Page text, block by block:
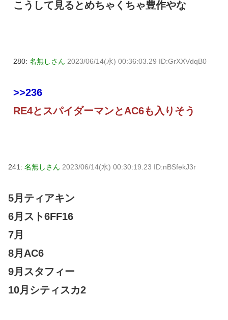
こうして見るとめちゃくちゃ豊作やな
280: 名無しさん 2023/06/14(水) 00:36:03.29 ID:GrXXVdqB0
>>236
RE4とスパイダーマンとAC6も入りそう
241: 名無しさん 2023/06/14(水) 00:30:19.23 ID:nBSfekJ3r
5月ティアキン
6月スト6FF16
7月
8月AC6
9月スタフィー
10月シティスカ2